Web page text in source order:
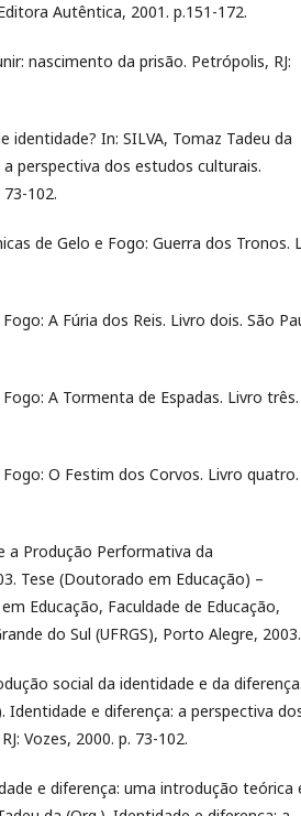
Autêntica, 2001. p.151-172.
nascimento da prisão. Petrópolis, RJ:
identidade? In: SILVA, Tomaz Tadeu da
perspectiva dos estudos culturais.
102.
de Gelo e Fogo: Guerra dos Tronos.
Fogo: A Fúria dos Reis. Livro dois. São
Fogo: A Tormenta de Espadas. Livro
e Fogo: O Festim dos Corvos. Livro
a Produção Performativa da
Tese (Doutorado em Educação) –
Educação, Faculdade de Educação,
do Sul (UFRGS), Porto Alegre, 2003.
social da identidade e da
Identidade e diferença: a perspectiva
Vozes, 2000. p. 73-102.
e diferença: uma introdução teórica